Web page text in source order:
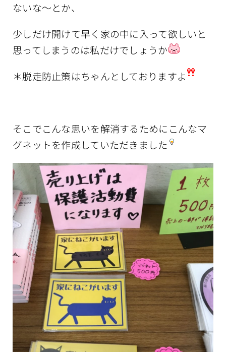
ないな～とか、
少しだけ開けて早く家の中に入って欲しいと
思ってしまうのは私だけでしょうか
＊脱走防止策はちゃんとしておりますよ
そこでこんな思いを解消するためにこんなマ
グネットを作成していただきました